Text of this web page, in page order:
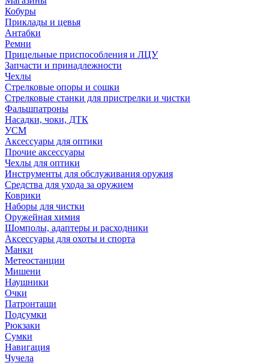
Кобуры
Приклады и цевья
Антабки
Ремни
Прицельные приспособления и ЛЦУ
Запчасти и принадлежности
Чехлы
Стрелковые опоры и сошки
Стрелковые станки для пристрелки и чистки
Фальшпатроны
Насадки, чоки, ДТК
УСМ
Аксессуары для оптики
Прочие аксессуары
Чехлы для оптики
Инструменты для обслуживания оружия
Средства для ухода за оружием
Коврики
Наборы для чистки
Оружейная химия
Шомполы, адаптеры и расходники
Аксессуары для охоты и спорта
Манки
Метеостанции
Мишени
Наушники
Очки
Патронташи
Подсумки
Рюкзаки
Сумки
Навигация
Чучела